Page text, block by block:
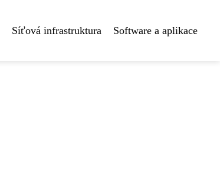
Síťová infrastruktura Software a aplikace